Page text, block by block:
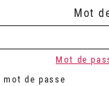
Mot
mot de passe
Mot de